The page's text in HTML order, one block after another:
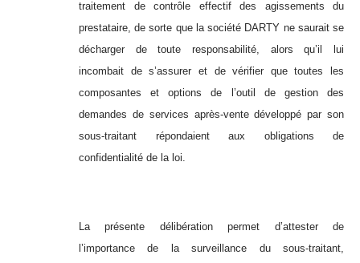
traitement de contrôle effectif des agissements du
prestataire, de sorte que la société DARTY ne saurait se
décharger de toute responsabilité, alors qu’il lui
incombait de s’assurer et de vérifier que toutes les
composantes et options de l’outil de gestion des
demandes de services après-vente développé par son
sous-traitant répondaient aux obligations de
confidentialité de la loi.
La présente délibération permet d’attester de
l’importance de la surveillance du sous-traitant,